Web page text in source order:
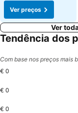
Ver preços
Ver
Tendência dos
Com base nos preços mais
€ 0
€ 0
€ 0